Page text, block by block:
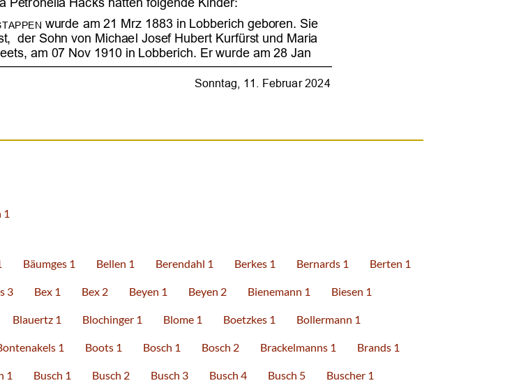

 



1
Bäumges 1 Bellen 1 Berendahl 1 Berkes 1 Bernards 1 Berten 1
3 Bex 1 Bex 2 Beyen 1 Beyen 2 Bienemann 1 Biesen 1
Blauertz 1 Blochinger 1 Blome 1 Boetzkes 1 Bollermann 1
1 Boots 1 Bosch 1 Bosch 2 Brackelmanns 1 Brands 1
1 Busch 1 Busch 2 Busch 3 Busch 4 Busch 5 Buscher 1